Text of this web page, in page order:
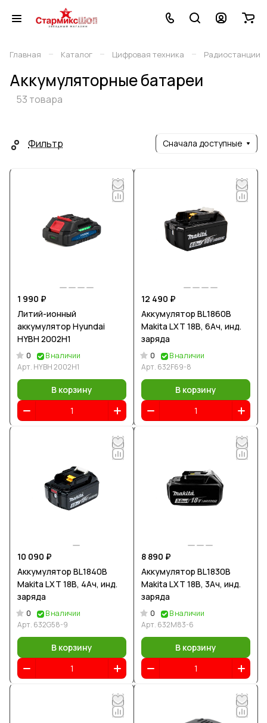
Главная – Каталог – Цифровая техника – Радиостанции
Аккумуляторные батареи
53 товара
Фильтр Сначала доступные
1 990 ₽
Литий-ионный
аккумулятор Hyundai
HYBH 2002H1
0
В наличии
Арт. HYBH 2002H1
В корзину
12 490 ₽
Аккумулятор BL1860B
Makita LXT 18В, 6Ач, инд.
заряда
0
В наличии
Арт. 632F69-8
В корзину
10 090 ₽
Аккумулятор BL1840B
Makita LXT 18В, 4Ач, инд.
заряда
0
В наличии
Арт. 632G58-9
В корзину
8 890 ₽
Аккумулятор BL1830B
Makita LXT 18В, 3Ач, инд.
заряда
0
В наличии
Арт. 632M83-6
В корзину